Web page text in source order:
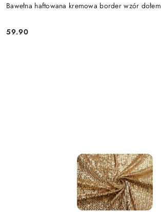
Bawełna haftowana kremowa border wzór dołem
Cena:
59.90